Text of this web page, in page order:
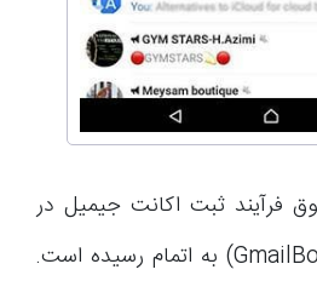
فرآیند ثبت اکانت جیمیل در
ربات جیمیل تلگرام (GmailBot) به اتمام رسیده است.